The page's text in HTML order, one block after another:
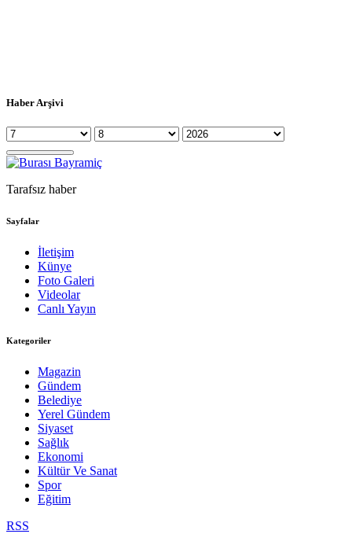
Haber Arşivi
Tarafsız haber
Sayfalar
İletişim
Künye
Foto Galeri
Videolar
Canlı Yayın
Kategoriler
Magazin
Gündem
Belediye
Yerel Gündem
Siyaset
Sağlık
Ekonomi
Kültür Ve Sanat
Spor
Eğitim
RSS